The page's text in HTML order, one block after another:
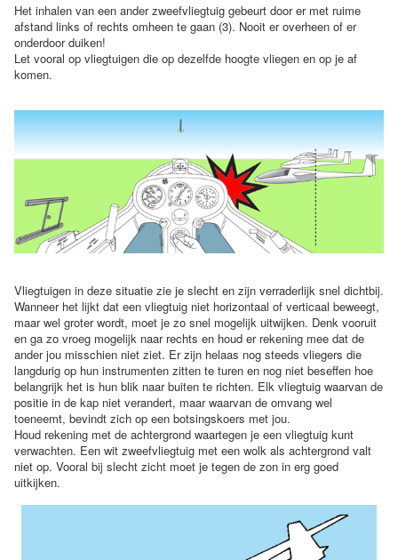
Het inhalen van een ander zweefvliegtuig gebeurt door er met ruime
afstand links of rechts omheen te gaan (3). Nooit er overheen of er
onderdoor duiken!
Let vooral op vliegtuigen die op dezelfde hoogte vliegen en op je af
komen.
Vliegtuigen in deze situatie zie je slecht en zijn verraderlijk snel dichtbij.
Wanneer het lijkt dat een vliegtuig niet horizontaal of verticaal beweegt,
maar wel groter wordt, moet je zo snel mogelijk uitwijken. Denk vooruit
en ga zo vroeg mogelijk naar rechts en houd er rekening mee dat de
ander jou misschien niet ziet. Er zijn helaas nog steeds vliegers die
langdurig op hun instrumenten zitten te turen en nog niet beseffen hoe
belangrijk het is hun blik naar buiten te richten. Elk vliegtuig waarvan de
positie in de kap niet verandert, maar waarvan de omvang wel
toeneemt, bevindt zich op een botsingskoers met jou.
Houd rekening met de achtergrond waartegen je een vliegtuig kunt
verwachten. Een wit zweefvliegtuig met een wolk als achtergrond valt
niet op. Vooral bij slecht zicht moet je tegen de zon in erg goed
uitkijken.